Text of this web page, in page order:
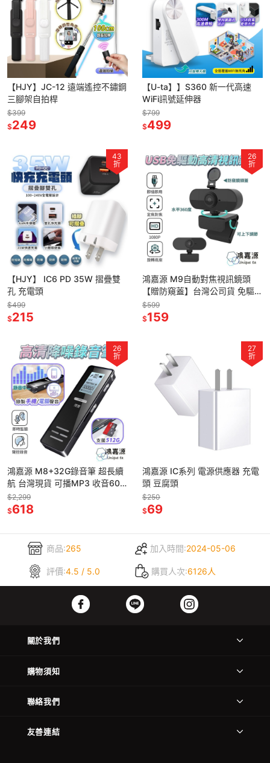
【HJY】JC-12 遠端遙控不鏽鋼
三腳架自拍桿
$399
$249
【U-ta】】S360 新一代高速
WiFi訊號延伸器
$799
$499
43
折
【HJY】 IC6 PD 35W 摺疊雙
孔 充電頭
$499
$215
26
折
鴻嘉源 M9自動對焦視訊鏡頭
【贈防窺蓋】台灣公司貨 免驅動
1080P鏡頭 內建麥克風 電腦鏡
頭 視訊鏡頭 網路鏡頭
$599
$159
26
折
鴻嘉源 M8+32G錄音筆 超長續
航 台灣現貨 可播MP3 收音60
米 繁體中文 密碼保護 聲控錄音
錄音
$2,299
$618
27
折
鴻嘉源 IC系列 電源供應器 充電
頭 豆腐頭
$250
$69
商品:265 加入時間:2024-05-06
評價:4.5 / 5.0 購買人次:6126人
關於我們
購物須知
聯絡我們
友善連結